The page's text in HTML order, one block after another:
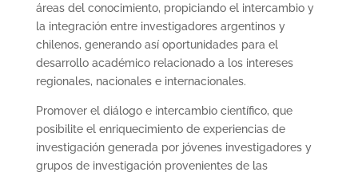
áreas del conocimiento, propiciando el intercambio y
la integración entre investigadores argentinos y
chilenos, generando así oportunidades para el
desarrollo académico relacionado a los intereses
regionales, nacionales e internacionales.
Promover el diálogo e intercambio científico, que
posibilite el enriquecimiento de experiencias de
investigación generada por jóvenes investigadores y
grupos de investigación provenientes de las